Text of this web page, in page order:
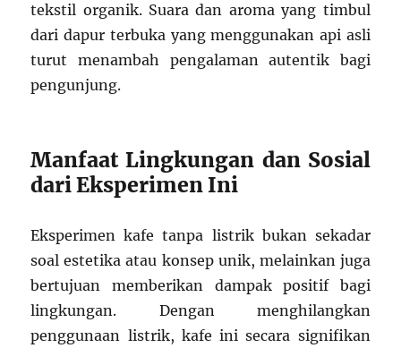
tekstil organik. Suara dan aroma yang timbul
dari dapur terbuka yang menggunakan api asli
turut menambah pengalaman autentik bagi
pengunjung.
Manfaat Lingkungan dan Sosial
dari Eksperimen Ini
Eksperimen kafe tanpa listrik bukan sekadar
soal estetika atau konsep unik, melainkan juga
bertujuan memberikan dampak positif bagi
lingkungan. Dengan menghilangkan
penggunaan listrik, kafe ini secara signifikan